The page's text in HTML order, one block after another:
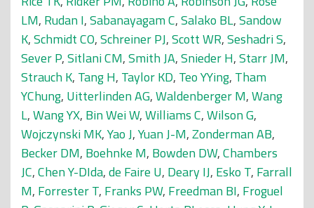
LM, Rudan I,Sabanayagam C,Salako BL,Sandow
K,Schmidt CO,Schreiner PJ,Scott WR,Seshadri S,
Sever P,Sitlani CM,Smith JA,Snieder H,Starr JM,
Strauch K, Tang H, Taylor KD, Teo YYing, Tham
YChung, Uitterlinden AG,Waldenberger M,Wang
L,Wang YX, Bin Wei W,Williams C,Wilson G,
Wojczynski MK,Yao J,Yuan J-M,Zonderman AB,
Becker DM, Boehnke M, Bowden DW,Chambers
JC,Chen Y-DIda,de Faire U, Deary IJ, Esko T, Farrall
M, Forrester T, Franks PW, Freedman BI, Froguel